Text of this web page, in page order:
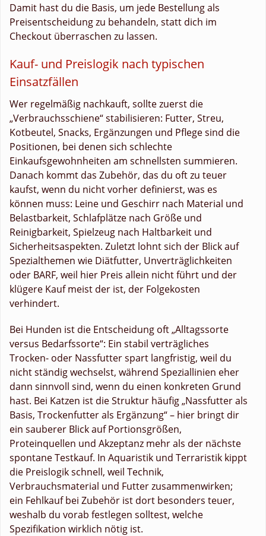
Damit hast du die Basis, um jede Bestellung als
Preisentscheidung zu behandeln, statt dich im
Checkout überraschen zu lassen.
Kauf- und Preislogik nach typischen
Einsatzfällen
Wer regelmäßig nachkauft, sollte zuerst die
„Verbrauchsschiene“ stabilisieren: Futter, Streu,
Kotbeutel, Snacks, Ergänzungen und Pflege sind die
Positionen, bei denen sich schlechte
Einkaufsgewohnheiten am schnellsten summieren.
Danach kommt das Zubehör, das du oft zu teuer
kaufst, wenn du nicht vorher definierst, was es
können muss: Leine und Geschirr nach Material und
Belastbarkeit, Schlafplätze nach Größe und
Reinigbarkeit, Spielzeug nach Haltbarkeit und
Sicherheitsaspekten. Zuletzt lohnt sich der Blick auf
Spezialthemen wie Diätfutter, Unverträglichkeiten
oder BARF, weil hier Preis allein nicht führt und der
klügere Kauf meist der ist, der Folgekosten
verhindert.
Bei Hunden ist die Entscheidung oft „Alltagssorte
versus Bedarfssorte“: Ein stabil verträgliches
Trocken- oder Nassfutter spart langfristig, weil du
nicht ständig wechselst, während Speziallinien eher
dann sinnvoll sind, wenn du einen konkreten Grund
hast. Bei Katzen ist die Struktur häufig „Nassfutter als
Basis, Trockenfutter als Ergänzung“ – hier bringt dir
ein sauberer Blick auf Portionsgrößen,
Proteinquellen und Akzeptanz mehr als der nächste
spontane Testkauf. In Aquaristik und Terraristik kippt
die Preislogik schnell, weil Technik,
Verbrauchsmaterial und Futter zusammenwirken;
ein Fehlkauf bei Zubehör ist dort besonders teuer,
weshalb du vorab festlegen solltest, welche
Spezifikation wirklich nötig ist.